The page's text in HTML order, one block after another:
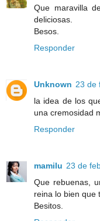
Que maravilla
deliciosas.
Besos.
Responder
Unknown 23 de
la idea de los
una cremosidad
Responder
mamilu 23 de
Que rebuenas,
reina lo bien que
Besitos.